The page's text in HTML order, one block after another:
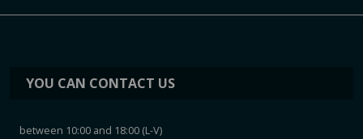
YOU CAN CONTACT US
between 10:00 and 18:00 (L-V)